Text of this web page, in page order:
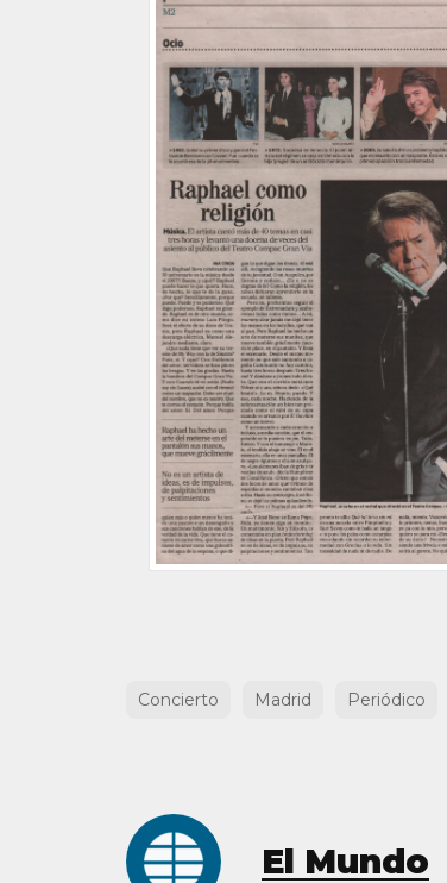
Concierto Madrid Periódico
El Mundo